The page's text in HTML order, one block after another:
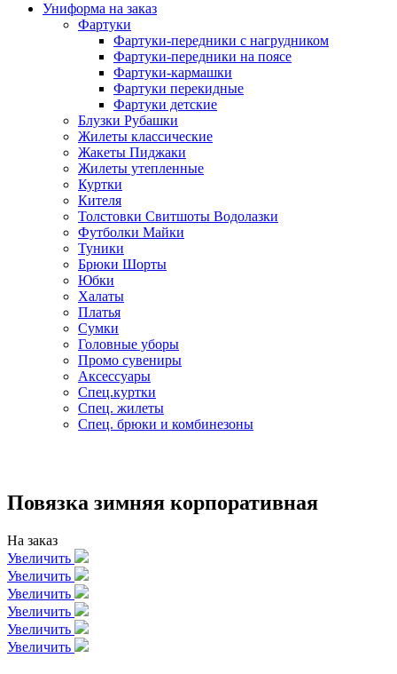
Униформа на заказ
Фартуки
Фартуки-передники с нагрудником
Фартуки-передники на поясе
Фартуки-кармашки
Фартуки перекидные
Фартуки детские
Блузки Рубашки
Жилеты классические
Жакеты Пиджаки
Жилеты утепленные
Куртки
Кителя
Толстовки Свитшоты Водолазки
Футболки Майки
Туники
Брюки Шорты
Юбки
Халаты
Платья
Сумки
Головные уборы
Промо сувениры
Аксессуары
Спец.куртки
Спец. жилеты
Спец. брюки и комбинезоны
Повязка зимняя корпоративная
На заказ
Увеличить
Увеличить
Увеличить
Увеличить
Увеличить
Увеличить